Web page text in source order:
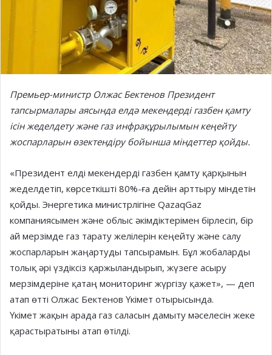
Премьер-министр Олжас Бектенов Президент
тапсырмалары аясында елдә мекендерді газбен қамту
ісін жеделдету және газ инфрақұрылымын кеңейту
жоспарларын өзектендіру бойынша міндеттер қойды.
«Президент елді мекендерді газбен қамту қарқынын
жеделдетіп, көрсеткішті 80%-ға дейін арттыру міндетін
қойды. Энергетика министрлігіне QazaqGaz
компаниясымен және облыс әкімдіктерімен бірлесіп, бір
ай мерзімде газ тарату желілерін кеңейту және салу
жоспарларын жаңартуды тапсырамын. Бұл жобаларды
толық әрі үздіксіз қаржыландырып, жүзеге асыру
мерзімдеріне қатаң мониторинг жүргізу қажет», — деп
атап өтті Олжас Бектенов Үкімет отырысында.
Үкімет жақын арада газ саласын дамыту мәселесін жеке
қарастыратыны атап өтілді.